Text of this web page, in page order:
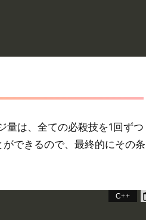
量は、全ての必殺技を1回ずつ
できるので、最終的にその条